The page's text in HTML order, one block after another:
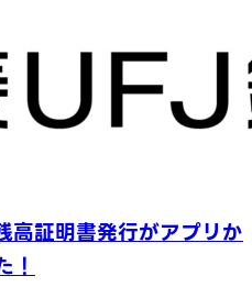
証明書発行がアプリか
！